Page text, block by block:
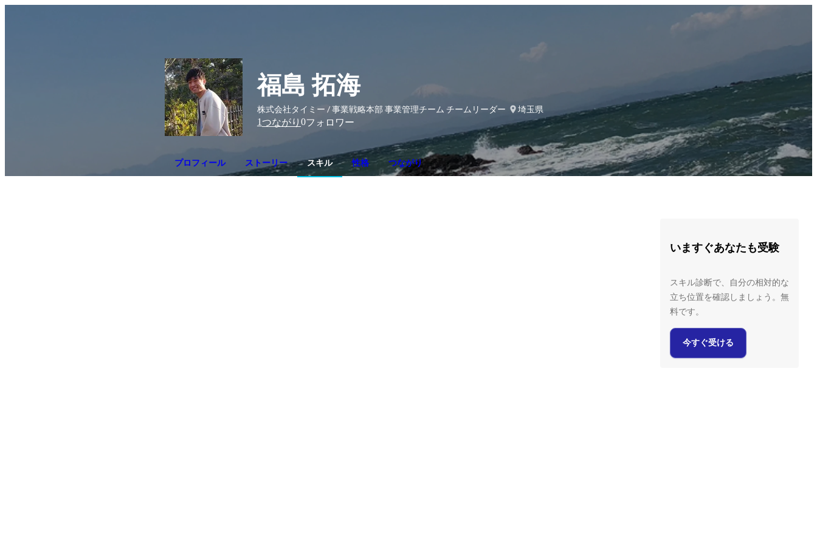
福島 拓海
株式会社タイミー / 事業戦略本部 事業管理チーム チームリーダー
埼玉県
1つながり 0フォロワー
プロフィール ストーリー スキル 性格 つながり
いますぐあなたも受験
スキル診断で、自分の相対的な
立ち位置を確認しましょう。無
料です。
今すぐ受ける